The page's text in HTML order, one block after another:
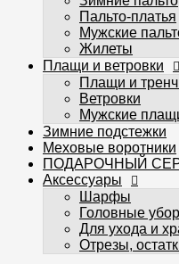
Шарфы
Головные
Для ухода и
Отрезы,
Избранное
Сравнение
Вы
Вход
0
Пальто-платья
Мужские
Жилеты
Плащи и ветровки
Плащи и
Ветровки
Мужские
Зимние подстежки
Меховые воротники
ПОДАРОЧНЫЙ
Аксессуары
Шарфы
Головные
Для ухода и
Отрезы,